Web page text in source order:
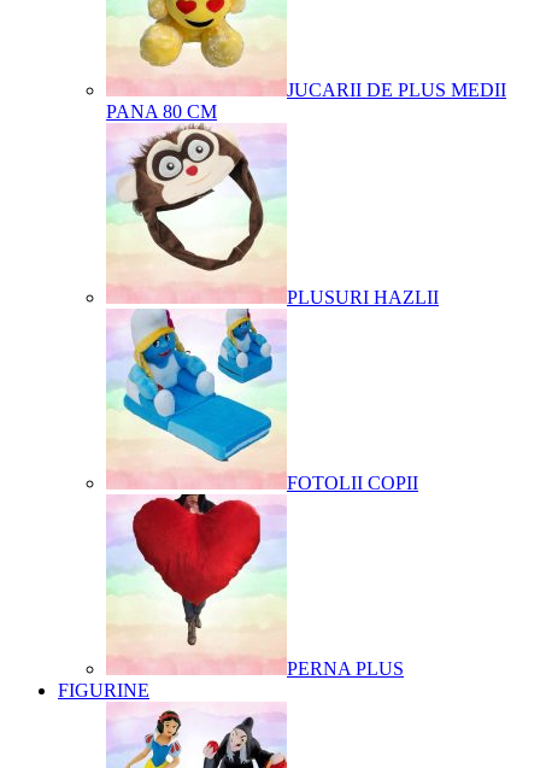
JUCARII DE PLUS MEDII
PANA 80 CM
PLUSURI HAZLII
FOTOLII COPII
PERNA PLUS
FIGURINE